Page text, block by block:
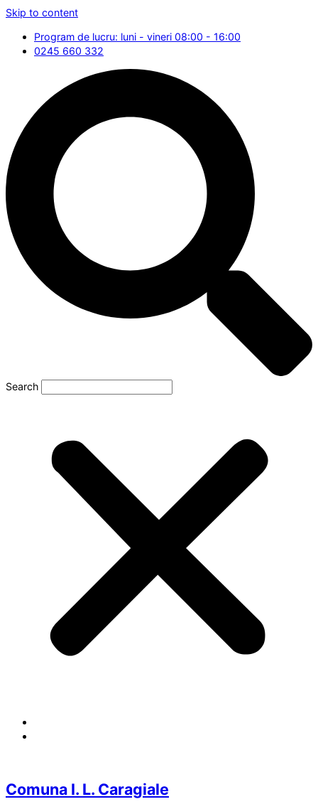
Skip to content
Program de lucru: luni - vineri 08:00 - 16:00
0245 660 332
Search
Comuna I. L. Caragiale